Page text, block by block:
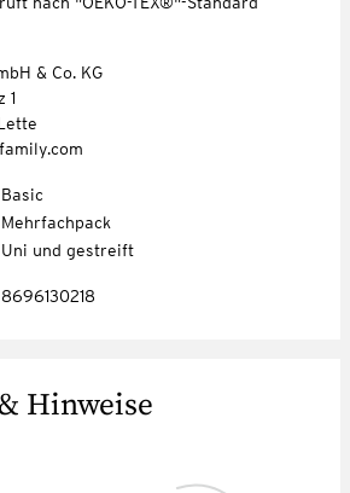
& Co. KG
1
Basic
Mehrfachpack
Uni und gestreift
8696130218
Hinweise